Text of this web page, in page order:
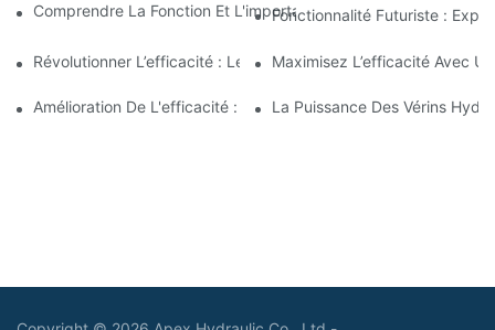
Comprendre La Fonction Et L'importance Des Vérins
Fonctionnalité Futuriste :
Révolutionner L’efficacité : Le Vérin Télescopique Électrique
Maximisez L’efficacité Avec
Amélioration De L'efficacité : Les Avantages D'un Vérin
La Puissance Des Vérins